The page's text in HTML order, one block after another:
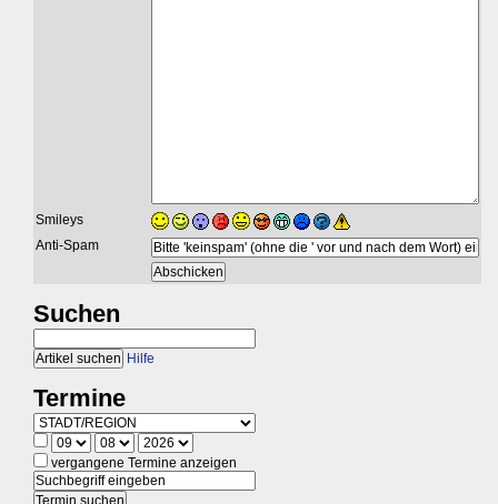
Smileys
Anti-Spam
Suchen
Hilfe
Termine
vergangene Termine anzeigen